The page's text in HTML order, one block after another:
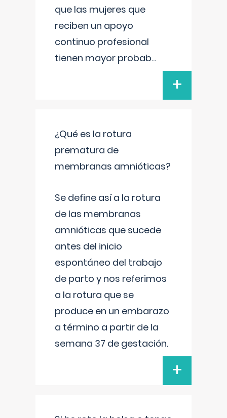
que las mujeres que
reciben un apoyo
continuo profesional
tienen mayor probab...
+
¿Qué es la rotura
prematura de
membranas amnióticas?
Se define así a la rotura
de las membranas
amnióticas que sucede
antes del inicio
espontáneo del trabajo
de parto y nos referimos
a la rotura que se
produce en un embarazo
a término a partir de la
semana 37 de gestación.
+